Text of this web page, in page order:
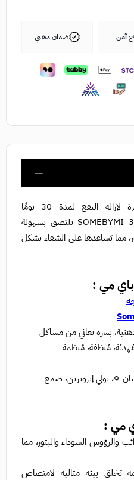
آمن ضمان ذهبي
لإزالة البقع لمدة 30 يومًا
SOMEBYMI تلتصق بسهولة
مما يُساعدها على الشفاء بشكل
مي :
بشرة تعاني من مشاكل
مُنظفة، مُنظمة
بولي إيزوبيوتين، بولي يوريثان-9، بولي إيزوبرين، صمغ
مي :
والرؤوس السوداء والبثور، مما
تخلق بيئة مثالية لامتصاص